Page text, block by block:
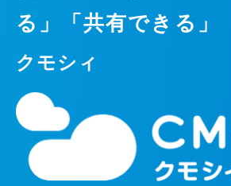
る」「共有できる」
クモシィ